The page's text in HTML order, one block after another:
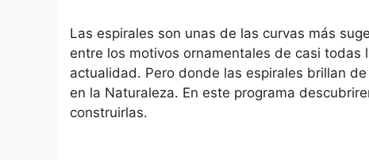
Las espirales son unas de las curvas más
entre los motivos ornamentales de casi
actualidad. Pero donde las espirales brillan
en la Naturaleza. En este programa
construirlas.